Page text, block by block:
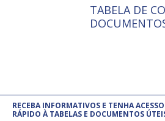
ISO 9001:
A
TABELA DE
RECEBA INFORMATIVOS E TENHA ACESSO
RÁPIDO À TABELAS E DOCUMENTOS